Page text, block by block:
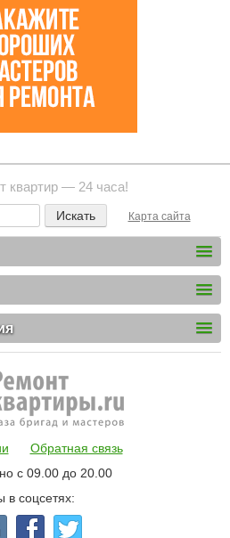
квартир — 24 часа!
Карта сайта
Обратная связь
с 09.00 до 20.00
в соцсетях: